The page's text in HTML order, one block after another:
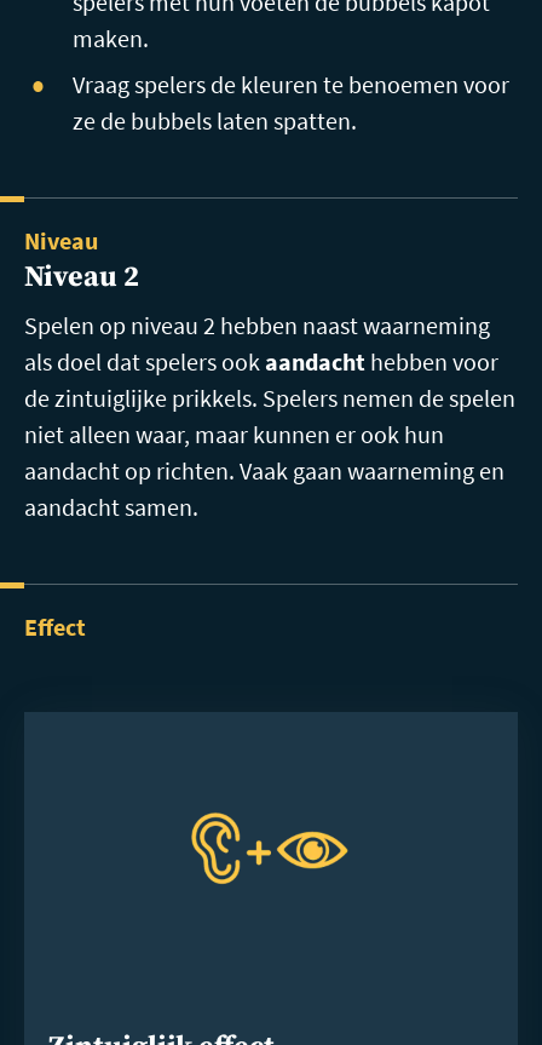
maken.
Vraag spelers de kleuren te benoemen voor
ze de bubbels laten spatten.
Niveau
Niveau 2
Spelen op niveau 2 hebben naast waarneming
als doel dat spelers ookaandacht hebben voor
de zintuiglijke prikkels. Spelers nemen de spelen
niet alleen waar, maar kunnen er ook hun
aandacht op richten. Vaak gaan waarneming en
aandacht samen.
Effect